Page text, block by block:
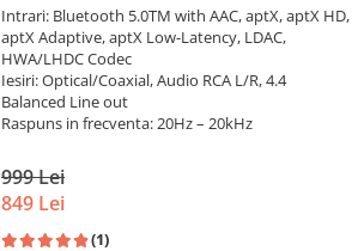
Intrari: Bluetooth 5.0TM with AAC, aptX, aptX HD,
aptX Adaptive, aptX Low-Latency, LDAC,
HWA/LHDC Codec
Iesiri: Optical/Coaxial, Audio RCA L/R, 4.4
Balanced Line out
Raspuns in frecventa: 20Hz – 20kHz
999 Lei
849 Lei
(1)